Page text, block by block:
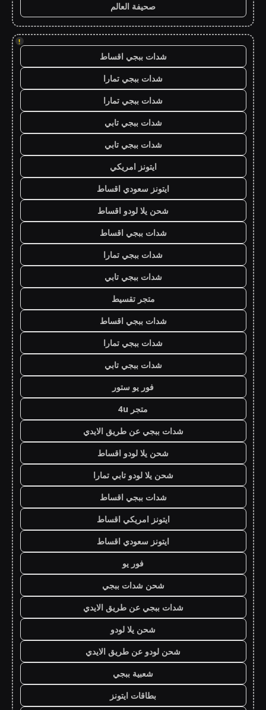
صحيفة العالم
!
شدات ببجي اقساط
شدات ببجي تمارا
شدات ببجي تمارا
شدات ببجي تابي
شدات ببجي تابي
ايتونز امريكي
ايتونز سعودي اقساط
شحن يلا لودو اقساط
شدات ببجي اقساط
شدات ببجي تمارا
شدات ببجي تابي
متجر تقسيط
شدات ببجي اقساط
شدات ببجي تمارا
شدات ببجي تابي
فور يو ستور
متجر 4u
شدات ببجي عن طريق الايدي
شحن يلا لودو اقساط
شحن يلا لودو تابي تمارا
شدات ببجي اقساط
ايتونز امريكي اقساط
ايتونز سعودي اقساط
فور يو
شحن شدات ببجي
شدات ببجي عن طريق الايدي
شحن يلا لودو
شحن لودو عن طريق الايدي
شعبية ببجي
بطاقات ايتونز